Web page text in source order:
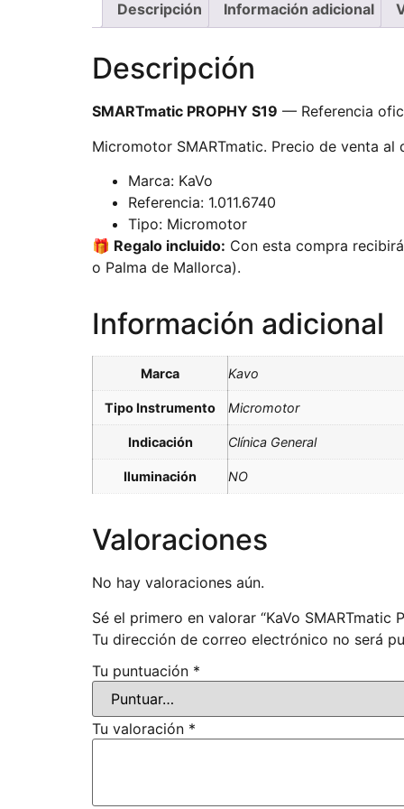
Descripción Información adicional
Descripción
SMARTmatic PROPHY S19 — Referencia
Micromotor SMARTmatic. Precio de venta
Marca: KaVo
Referencia: 1.011.6740
Tipo: Micromotor
🎁 Regalo incluido: Con esta compra
o Palma de Mallorca).
Información adicional
Marca Kavo
Tipo Instrumento Micromotor
Indicación Clínica General
Iluminación NO
Valoraciones
No hay valoraciones aún.
Sé el primero en valorar “KaVo SMARTmatic
Tu dirección de correo electrónico no será
Tu puntuación *
Tu valoración *